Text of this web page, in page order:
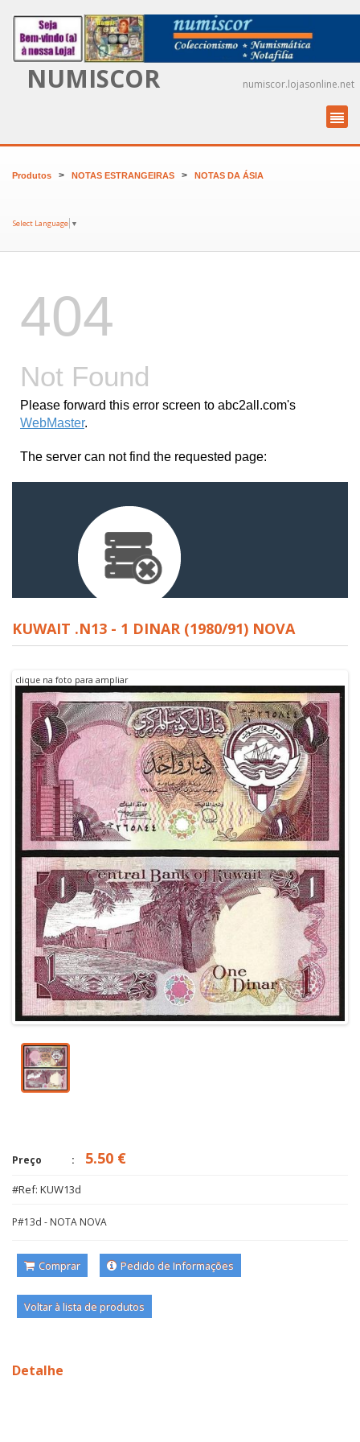
NUMISCOR numiscor.lojasonline.net
Produtos > NOTAS ESTRANGEIRAS > NOTAS DA ÁSIA
Select Language ▼
KUWAIT .N13 - 1 DINAR (1980/91) NOVA
clique na foto para ampliar
Preço 5.50 €
#Ref: KUW13d
P#13d - NOTA NOVA
Comprar Pedido de Informações
Voltar à lista de produtos
Detalhe